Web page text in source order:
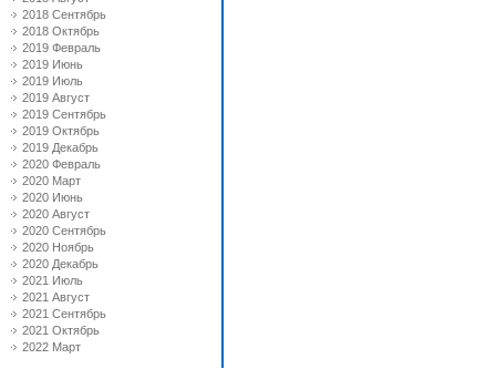
2018 Сентябрь
2018 Октябрь
2019 Февраль
2019 Июнь
2019 Июль
2019 Август
2019 Сентябрь
2019 Октябрь
2019 Декабрь
2020 Февраль
2020 Март
2020 Июнь
2020 Август
2020 Сентябрь
2020 Ноябрь
2020 Декабрь
2021 Июль
2021 Август
2021 Сентябрь
2021 Октябрь
2022 Март